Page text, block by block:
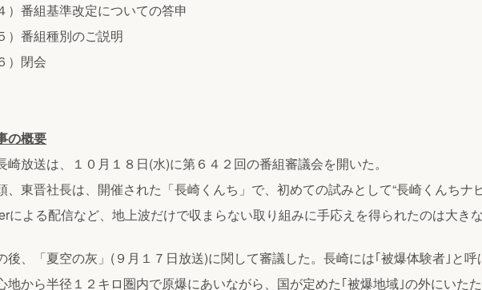
）番組基準改定についての答申
）番組種別のご説明
）閉会
の概要
崎放送は、１０月１８日(水)に第６４２回の番組審議会を開いた。
、東晋社長は、開催された「長崎くんち」で、初めての試みとして“長崎くんちナ
による配信など、地上波だけで収まらない取り組みに手応えを得られたのは大き
後、「夏空の灰」(９月１７日放送)に関して審議した。長崎には｢被爆体験者｣と
地から半径１２キロ圏内で原爆にあいながら、国が定めた｢被爆地域｣の外にいた